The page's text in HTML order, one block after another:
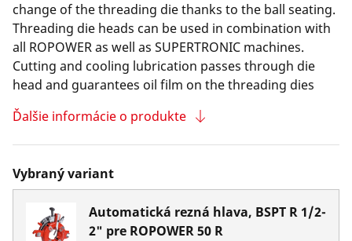
change of the threading die thanks to the ball seating.
Threading die heads can be used in combination with
all ROPOWER as well as SUPERTRONIC machines.
Cutting and cooling lubrication passes through die
head and guarantees oil film on the threading dies
Ďalšie informácie o produkte
Vybraný variant
Automatická rezná hlava, BSPT R 1/2-
2" pre ROPOWER 50 R